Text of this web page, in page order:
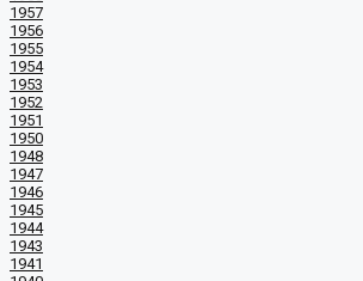
1957
1956
1955
1954
1953
1952
1951
1950
1948
1947
1946
1945
1944
1943
1941